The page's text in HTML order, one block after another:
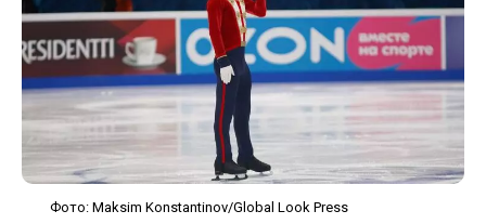
Фото: Maksim Konstantinov/Global Look Press